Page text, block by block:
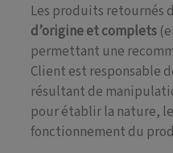
Les produits retournés
d’origine et complets
permettant une
Client est responsable
résultant de
pour établir la nature,
fonctionnement du